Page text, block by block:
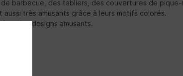
barbecue, des tabliers, des couvertures de
très amusants grâce à leurs motifs colorés.
et des designs amusants.